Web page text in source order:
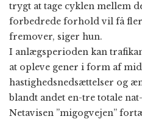
trygt at tage cyklen mellem
forbedrede forhold vil få
fremover, siger hun.
I anlægsperioden kan
at opleve gener i form af
hastighedsnedsættelser og
blandt andet en-tre totale
Netavisen ”migogvejen”